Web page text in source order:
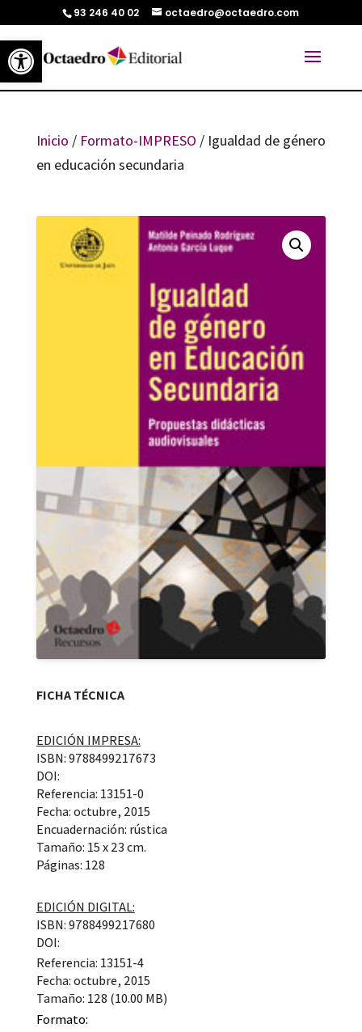
Abrir barra de herramientas
93 246 40 02 octaedro@octaedro.com
Inicio / Formato-IMPRESO / Igualdad de género
en educación secundaria
FICHA TÉCNICA
EDICIÓN IMPRESA:
ISBN: 9788499217673
DOI:
Referencia: 13151-0
Fecha: octubre, 2015
Encuadernación: rústica
Tamaño: 15 x 23 cm.
Páginas: 128
EDICIÓN DIGITAL:
ISBN: 9788499217680
DOI:
Referencia: 13151-4
Fecha: octubre, 2015
Tamaño: 128 (10.00 MB)
Formato: